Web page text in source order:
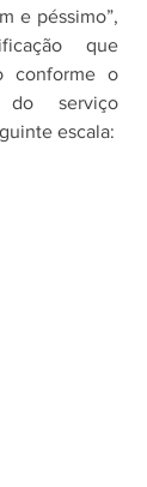
e péssimo”,
que
conforme o
serviço
escala: